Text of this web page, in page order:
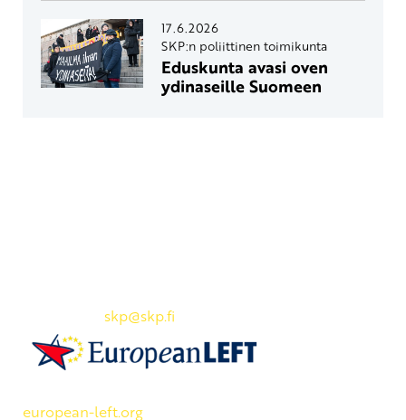
17.6.2026
SKP:n poliittinen toimikunta
Eduskunta avasi oven
ydinaseille Suomeen
skp@skp.fi
european-left.org